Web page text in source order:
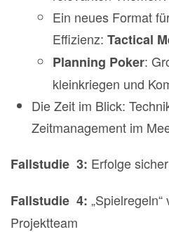
Ein neues Format
Effizienz: Tactical
Planning Poker:
kleinkriegen und
Die Zeit im Blick:
Zeitmanagement im
Fallstudie 3: Erfolge
Fallstudie 4:
Projektteam